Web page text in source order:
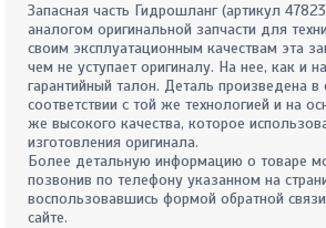
Запасная часть Гидрошланг (артикул
аналогом оригинальной запчасти для
своим эксплуатационным качествам эта
чем не уступает оригиналу. На нее, как и
гарантийный талон. Деталь произведена в
соответствии с той же технологией и на
же высокого качества, которое
изготовления оригинала.
Более детальную информацию о товаре
позвонив по телефону указанном на
воспользовавшись формой обратной
сайте.